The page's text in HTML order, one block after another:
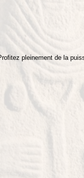
pleinement de la